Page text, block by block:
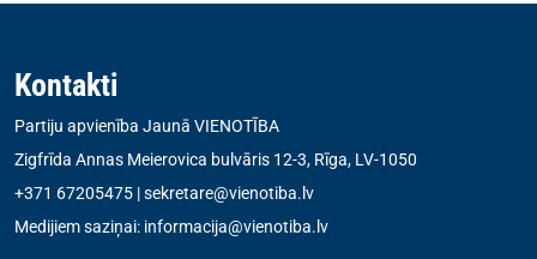
Kontakti
Partiju apvienība Jaunā VIENOTĪBA
Zigfrīda Annas Meierovica bulvāris 12-3, Rīga, LV-1050
+371 67205475 |sekretare@vienotiba.lv
Medijiem saziņai: informacija@vienotiba.lv